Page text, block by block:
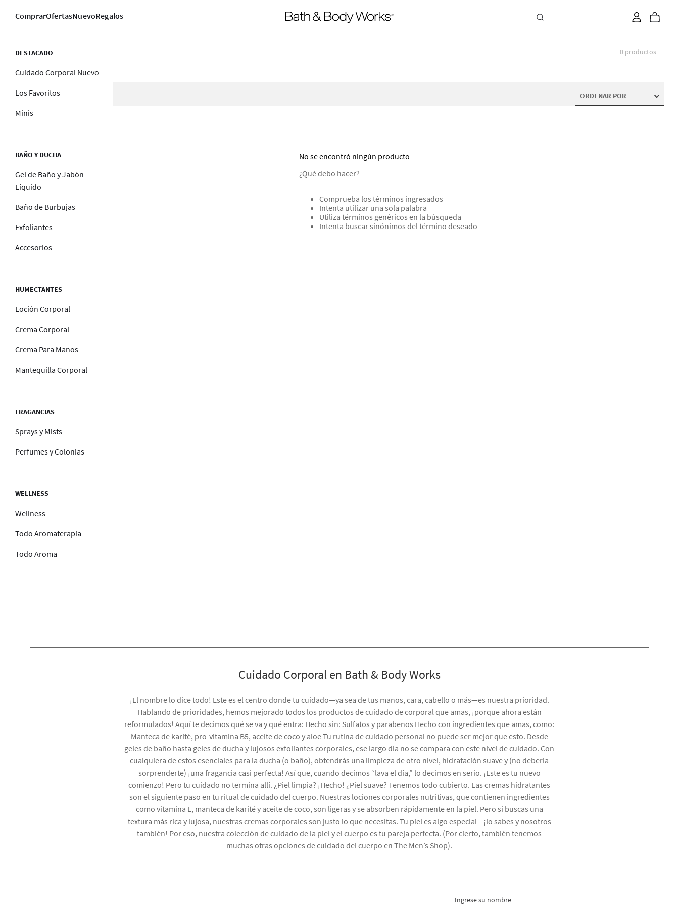
ComprarOfertasNuevoRegalos
DESTACADO
Cuidado Corporal Nuevo
Los Favoritos
Minis
BAÑO Y DUCHA
Gel de Baño y Jabón
Líquido
Baño de Burbujas
Exfoliantes
Accesorios
HUMECTANTES
Loción Corporal
Crema Corporal
Crema Para Manos
Mantequilla Corporal
FRAGANCIAS
Sprays y Mists
Perfumes y Colonias
WELLNESS
Wellness
Todo Aromaterapia
Todo Aroma
0 productos
ORDENAR POR
No se encontró ningún producto
¿Qué debo hacer?
Comprueba los términos ingresados
Intenta utilizar una sola palabra
Utiliza términos genéricos en la búsqueda
Intenta buscar sinónimos del término deseado
Cuidado Corporal en Bath & Body Works
¡El nombre lo dice todo! Este es el centro donde tu cuidado—ya sea de tus manos, cara, cabello o más—es nuestra prioridad.
Hablando de prioridades, hemos mejorado todos los productos de cuidado de corporal que amas, ¡porque ahora están
reformulados! Aquí te decimos qué se va y qué entra: Hecho sin: Sulfatos y parabenos Hecho con ingredientes que amas, como:
Manteca de karité, pro-vitamina B5, aceite de coco y aloe Tu rutina de cuidado personal no puede ser mejor que esto. Desde
geles de baño hasta geles de ducha y lujosos exfoliantes corporales, ese largo día no se compara con este nivel de cuidado. Con
cualquiera de estos esenciales para la ducha (o baño), obtendrás una limpieza de otro nivel, hidratación suave y (no debería
sorprenderte) ¡una fragancia casi perfecta! Así que, cuando decimos “lava el día,” lo decimos en serio. ¡Este es tu nuevo
comienzo! Pero tu cuidado no termina allí. ¿Piel limpia? ¡Hecho! ¿Piel suave? Tenemos todo cubierto. Las cremas hidratantes
son el siguiente paso en tu ritual de cuidado del cuerpo. Nuestras lociones corporales nutritivas, que contienen ingredientes
como vitamina E, manteca de karité y aceite de coco, son ligeras y se absorben rápidamente en la piel. Pero si buscas una
textura más rica y lujosa, nuestras cremas corporales son justo lo que necesitas. Tu piel es algo especial—¡lo sabes y nosotros
también! Por eso, nuestra colección de cuidado de la piel y el cuerpo es tu pareja perfecta. (Por cierto, también tenemos
muchas otras opciones de cuidado del cuerpo en The Men’s Shop).
Ingrese su nombre